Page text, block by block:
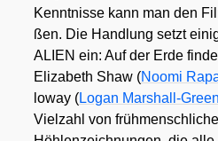
Kennt­nis­se kann man den
ßen. Die Hand­lung setzt
ALIEN ein: Auf der Erde
Eliza­beth Shaw (Noo­mi
lo­way (Logan Mar­shall-Green
Viel­zahl von